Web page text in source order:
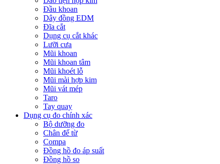
Đầu khoan
Dây đồng EDM
Đĩa cắt
Dụng cụ cắt khác
Lưỡi cưa
Mũi khoan
Mũi khoan tâm
Mũi khoét lỗ
Mũi mài hợp kim
Mũi vát mép
Taro
Tay quay
Dụng cụ đo chính xác
Bộ dưỡng đo
Chân đế từ
Compa
Đồng hồ đo áp suất
Đồng hồ so